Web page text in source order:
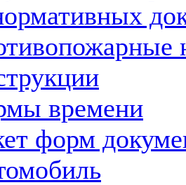
времени
форм